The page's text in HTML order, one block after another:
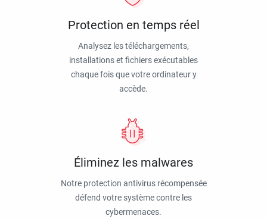
Protection en temps réel
Analysez les téléchargements,
installations et fichiers exécutables
chaque fois que votre ordinateur y
accède.
Éliminez les malwares
Notre protection antivirus récompensée
défend votre système contre les
cybermenaces.